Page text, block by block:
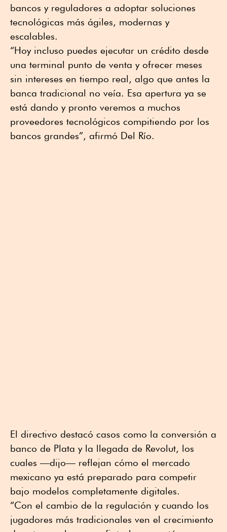
bancos y reguladores a adoptar soluciones
tecnológicas más ágiles, modernas y
escalables.
“Hoy incluso puedes ejecutar un crédito desde
una terminal punto de venta y ofrecer meses
sin intereses en tiempo real, algo que antes la
banca tradicional no veía. Esa apertura ya se
está dando y pronto veremos a muchos
proveedores tecnológicos compitiendo por los
bancos grandes”, afirmó Del Río.
El directivo destacó casos como la conversión a
banco de Plata y la llegada de Revolut, los
cuales —dijo— reflejan cómo el mercado
mexicano ya está preparado para competir
bajo modelos completamente digitales.
“Con el cambio de la regulación y cuando los
jugadores más tradicionales ven el crecimiento